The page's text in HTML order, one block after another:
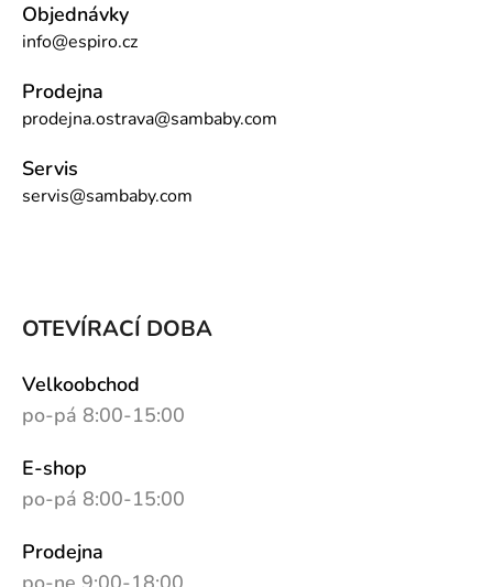
Objednávky
info@espiro.cz
Prodejna
prodejna.ostrava@sambaby.com
Servis
servis@sambaby.com
OTEVÍRACÍ DOBA
Velkoobchod
po-pá 8:00-15:00
E-shop
po-pá 8:00-15:00
Prodejna